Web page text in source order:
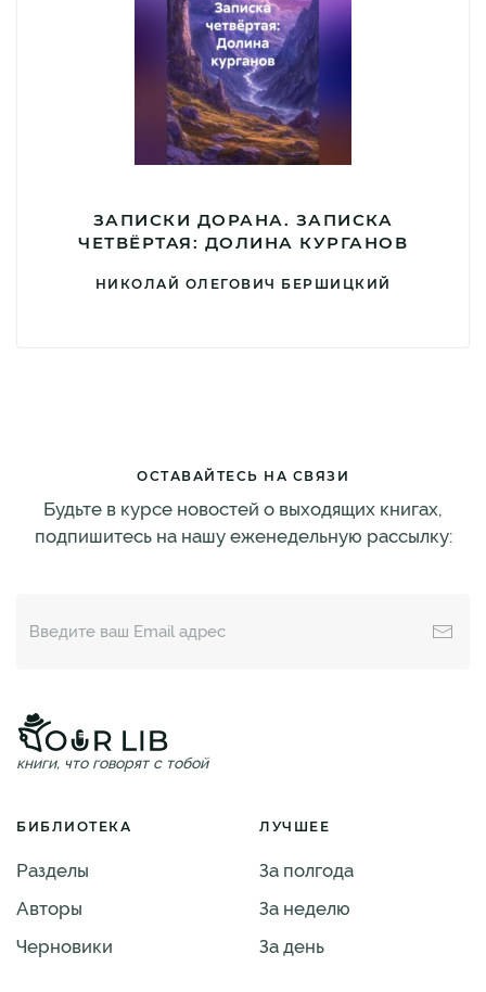
ЗАПИСКИ ДОРАНА. ЗАПИСКА
ЧЕТВЁРТАЯ: ДОЛИНА КУРГАНОВ
НИКОЛАЙ ОЛЕГОВИЧ БЕРШИЦКИЙ
ОСТАВАЙТЕСЬ НА СВЯЗИ
Будьте в курсе новостей о выходящих книгах,
подпишитесь на нашу еженедельную рассылку:
книги, что говорят с тобой
БИБЛИОТЕКА
Разделы
Авторы
Черновики
ЛУЧШЕЕ
За полгода
За неделю
За день